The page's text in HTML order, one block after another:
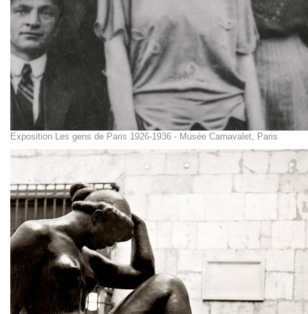
Exposition Les gens de Paris 1926-1936 - Musée Carnavalet, Paris